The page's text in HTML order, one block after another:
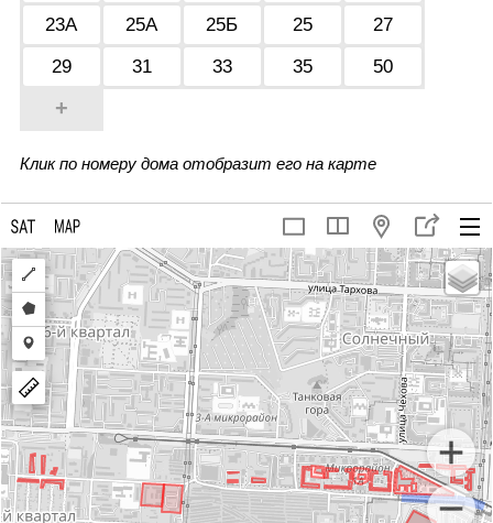
23А
25А 25Б 25
27
29
31 33 35 50
+
Клик по номеру дома отобразит его на карте
Draw
a
polyline
Draw
a
polygon
Draw
a
marker